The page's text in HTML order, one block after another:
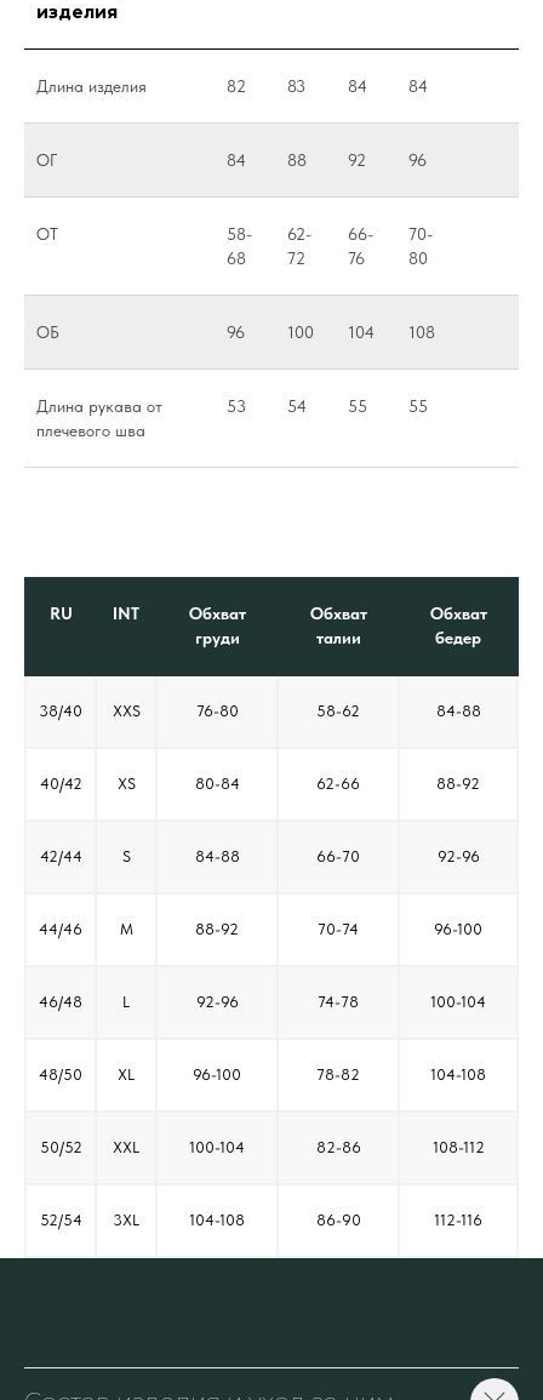
изделия
Длина изделия 82 83 84 84
ОГ 84 88 92 96
ОТ
58-
68
62-
72
66-
76
70-
80
ОБ 96 100 104 108
Длина рукава от
плечевого шва
53 54 55 55
RU INT
Обхват
груди
Обхват
талии
Обхват
бедер
38/40 XXS 76-80 58-62 84-88
40/42 XS 80-84 62-66 88-92
42/44 S 84-88 66-70 92-96
44/46 M 88-92 70-74 96-100
46/48 L 92-96 74-78 100-104
48/50 XL 96-100 78-82 104-108
50/52 XXL 100-104 82-86 108-112
52/54 3XL 104-108 86-90 112-116